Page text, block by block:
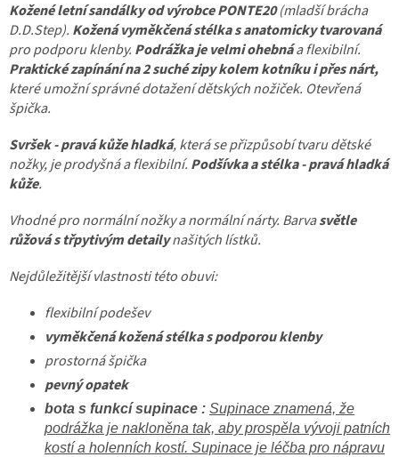
cena:
Kožené letní sandálkyod výrobce PONTE20(mladší brácha
D.D.Step). Kožená vyměkčená stélka s anatomicky tvarovaná
pro podporu klenby. Podrážka je velmi ohebnáa flexibilní.
Praktické zapínání na 2 suché zipy kolem kotníku i přes nárt,
které umožní správné dotažení dětských nožiček. Otevřená
špička.
Svršek - pravá kůže hladká, která se přizpůsobí tvaru dětské
nožky, je prodyšná a flexibilní. Podšívka a stélka - pravá hladká
kůže.
Vhodné pro normální nožky a normální nárty. Barvasvětle
růžová s třpytivým detailynašitých lístků.
Nejdůležitější vlastnosti této obuvi:
flexibilní podešev
vyměkčená kožená stélka s podporou klenby
prostorná špička
pevný opatek
bota s funkcí supinace : Supinace znamená, že
podrážka je nakloněna tak, aby prospěla vývoji patních
kostí a holenních kostí. Supinace je léčba pro nápravu